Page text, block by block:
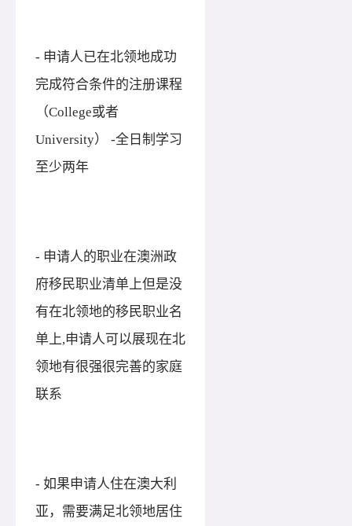
- 申请人已在北领地成功
完成符合条件的注册课程
（College或者
University） -全日制学习
至少两年
- 申请人的职业在澳洲政
府移民职业清单上但是没
有在北领地的移民职业名
单上,申请人可以展现在北
领地有很强很完善的家庭
联系
- 如果申请人住在澳大利
亚，需要满足北领地居住